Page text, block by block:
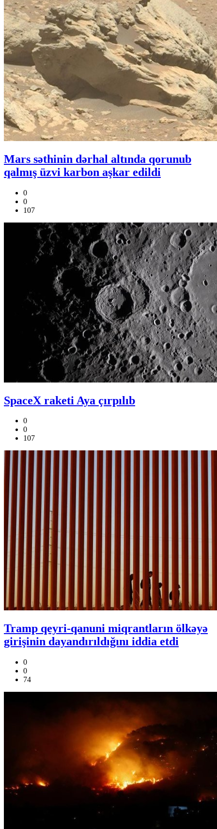
Mars səthinin dərhal altında qorunub
qalmış üzvi karbon aşkar edildi
0
0
107
SpaceX raketi Aya çırpılıb
0
0
107
Tramp qeyri-qanuni miqrantların ölkəyə
girişinin dayandırıldığını iddia etdi
0
0
74